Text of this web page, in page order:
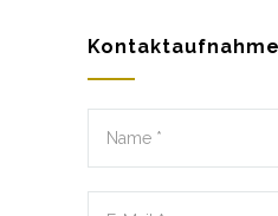
Kontaktaufnahme